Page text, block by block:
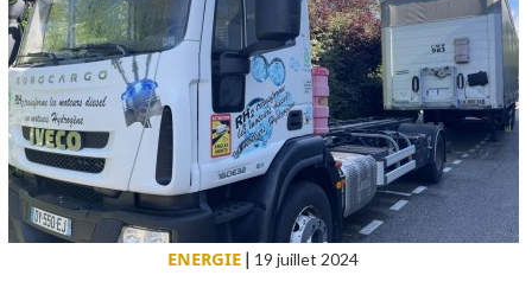
ENERGIE | 19 juillet 2024